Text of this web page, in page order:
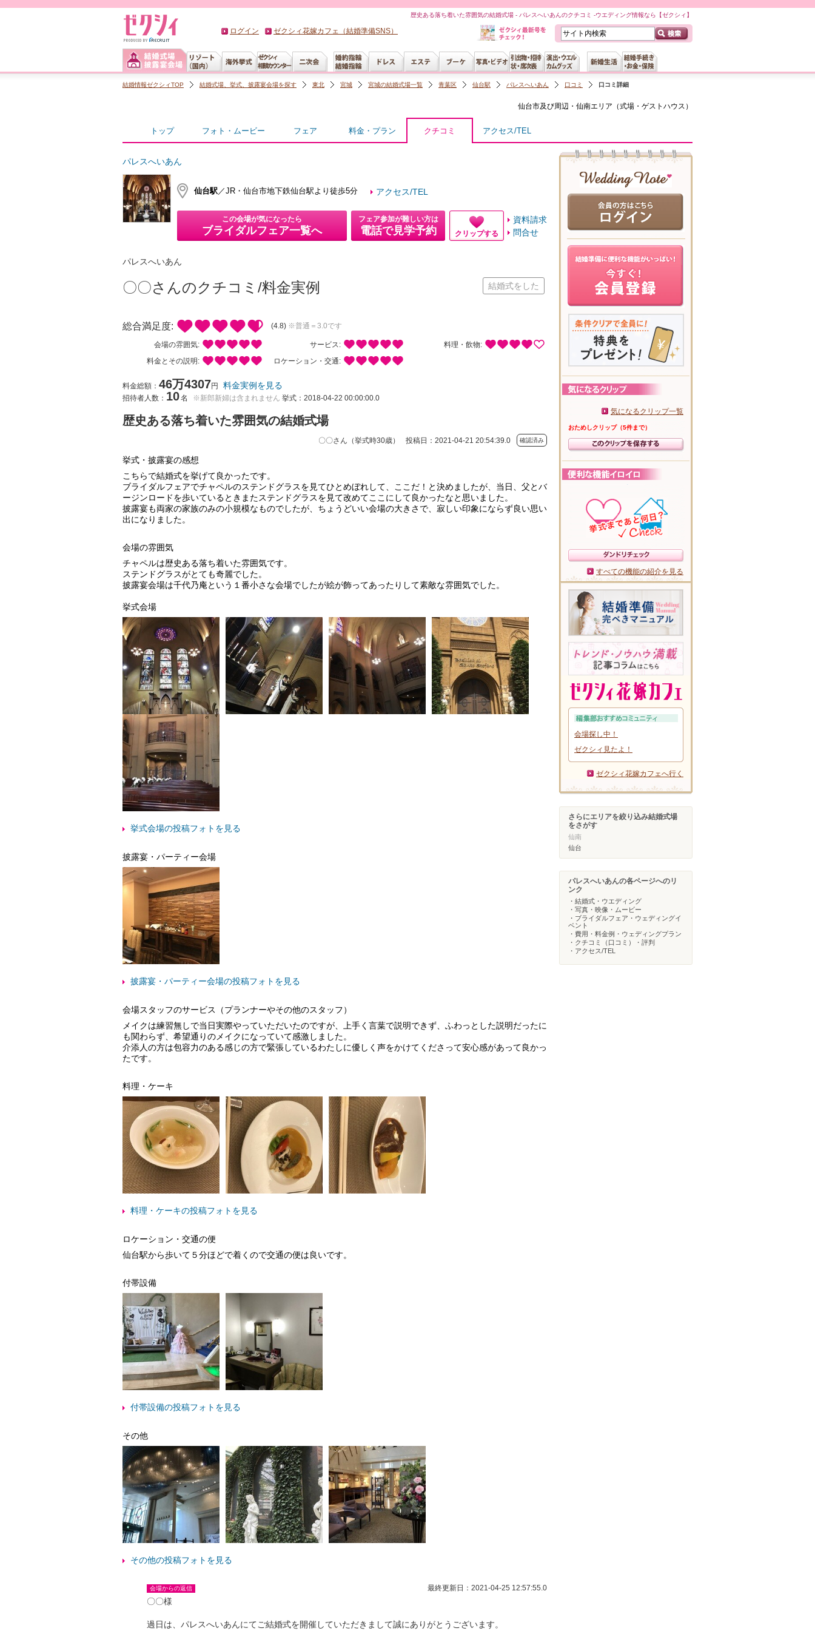
歴史ある落ち着いた雰囲気の結婚式場 - パレスへいあんのクチコミ -ウエディング情報なら【ゼクシィ】
ログイン ゼクシィ花嫁カフェ（結婚準備SNS）
結婚情報ゼクシィTOP 結婚式場、挙式、披露宴会場を探す 東北 宮城 宮城の結婚式場一覧 青葉区 仙台駅 パレスへいあん 口コミ 口コミ詳細
仙台市及び周辺・仙南エリア（式場・ゲストハウス ）
トップ フォト・ムービー フェア 料金・プラン クチコミ アクセス/TEL
パレスへいあん
仙台駅／JR・仙台市地下鉄仙台駅より徒歩5分 アクセス/TEL
この会場が気になったら
ブライダルフェア一覧へ
フェア参加が難しい方は
電話で見学予約 クリップする
資料請求
問合せ
パレスへいあん
〇〇さんのクチコミ/料金実例 結婚式をした
総合満足度: (4.8) ※普通＝3.0です
会場の雰囲気: サービス:
料理・飲物:
料金とその説明:
ロケーション・交通:
料金総額： 46万4307円 料金実例を見る
招待者人数： 10名 ※新郎新婦は含まれません 挙式：2018-04-22 00:00:00.0
歴史ある落ち着いた雰囲気の結婚式場
〇〇さん（挙式時30歳） 投稿日：2021-04-21 20:54:39.0 確認済み
挙式・披露宴の感想
こちらで結婚式を挙げて良かったです。
ブライダルフェアでチャペルのステンドグラスを見てひとめぼれして、ここだ！と決めましたが、当日、父とバ
ージンロードを歩いているときまたステンドグラスを見て改めてここにして良かったなと思いました。
披露宴も両家の家族のみの小規模なものでしたが、ちょうどいい会場の大きさで、寂しい印象にならず良い思い
出になりました。
会場の雰囲気
チャペルは歴史ある落ち着いた雰囲気です。
ステンドグラスがとても奇麗でした。
披露宴会場は千代乃庵という１番小さな会場でしたが絵が飾ってあったりして素敵な雰囲気でした。
挙式会場
挙式会場の投稿フォトを見る
披露宴・パーティー会場
披露宴・パーティー会場の投稿フォトを見る
会場スタッフのサービス（プランナーやその他のスタッフ）
メイクは練習無しで当日実際やっていただいたのですが、上手く言葉で説明できず、ふわっとした説明だったに
も関わらず、希望通りのメイクになっていて感激しました。
介添人の方は包容力のある感じの方で緊張しているわたしに優しく声をかけてくださって安心感があって良かっ
たです。
料理・ケーキ
料理・ケーキの投稿フォトを見る
ロケーション・交通の便
仙台駅から歩いて５分ほどで着くので交通の便は良いです。
付帯設備
付帯設備の投稿フォトを見る
その他
その他の投稿フォトを見る
会場からの返信 最終更新日：2021-04-25 12:57:55.0
〇〇様
過日は、パレスへいあんにてご結婚式を開催していただきまして誠にありがとうございます。
気になるクリップ一覧
おためしクリップ（5件まで）
すべての機能の紹介を見る
会場探し中！
ゼクシィ見たよ！
ゼクシィ花嫁カフェへ行く
さらにエリアを絞り込み結婚式場
をさがす
仙南
仙台
パレスへいあんの各ページへのリ
ンク
・結婚式・ウエディング
・写真・映像・ムービー
・ブライダルフェア・ウェディングイ
ベント
・費用・料金例・ウェディングプラン
・クチコミ（口コミ）・評判
・アクセス/TEL